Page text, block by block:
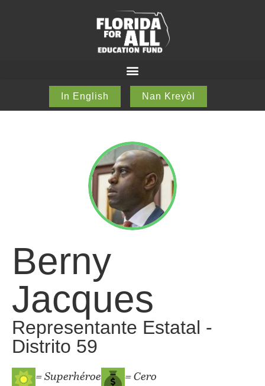
In English Nan Kreyòl
Berny
Jacques
Representante Estatal -
Distrito 59
= Superhéroe
= Cero